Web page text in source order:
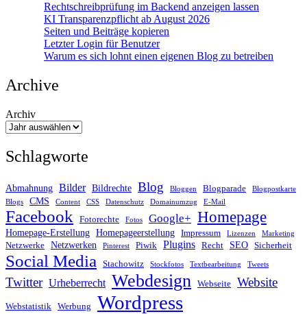
Rechtschreibprüfung im Backend anzeigen lassen
KI Transparenzpflicht ab August 2026
Seiten und Beiträge kopieren
Letzter Login für Benutzer
Warum es sich lohnt einen eigenen Blog zu betreiben
Archive
Archiv
Schlagworte
Abmahnung Bilder Bildrechte Blog Bloggen Blogparade
Blogpostkarte
Blogs
CMS Content CSS Datenschutz Domainumzug E-Mail
Facebook Fotorechte Fotos Google+ Homepage
Homepage-Erstellung Homepageerstellung Impressum Lizenzen Marketing
Netzwerke Netzwerken Pinterest Piwik Plugins Recht SEO Sicherheit
Social Media Stachowitz Stockfotos Textbearbeitung Tweets
Twitter Urheberrecht Webdesign Webseite Website
Webstatistik Werbung Wordpress